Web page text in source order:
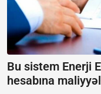
Bu sistem Enerji
hesabına